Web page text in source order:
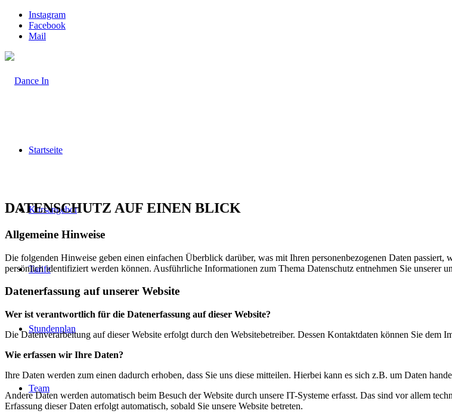
Instagram
Facebook
Mail
Startseite
Kursangebot
Tarife
Stundenplan
Team
DATENSCHUTZ AUF EINEN BLICK
Allgemeine Hinweise
Die folgenden Hinweise geben einen einfachen Überblick darüber, was mit Ihren personenbezogenen Daten passiert,
persönlich identifiziert werden können. Ausführliche Informationen zum Thema Datenschutz entnehmen Sie unserer
Datenerfassung auf unserer Website
Wer ist verantwortlich für die Datenerfassung auf dieser Website?
Die Datenverarbeitung auf dieser Website erfolgt durch den Websitebetreiber. Dessen Kontaktdaten können Sie dem
Wie erfassen wir Ihre Daten?
Ihre Daten werden zum einen dadurch erhoben, dass Sie uns diese mitteilen. Hierbei kann es sich z.B. um Daten
Andere Daten werden automatisch beim Besuch der Website durch unsere IT-Systeme erfasst. Das sind vor allem
Erfassung dieser Daten erfolgt automatisch, sobald Sie unsere Website betreten.